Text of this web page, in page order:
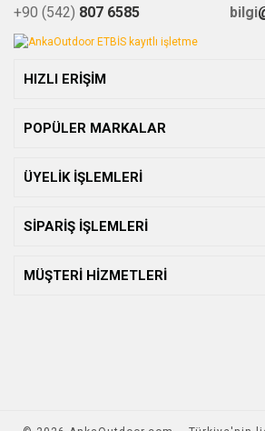
+90 (542) 807 6585 bilgi
HIZLI ERİŞİM
POPÜLER MARKALAR
ÜYELİK İŞLEMLERİ
SİPARİŞ İŞLEMLERİ
MÜŞTERİ HİZMETLERİ